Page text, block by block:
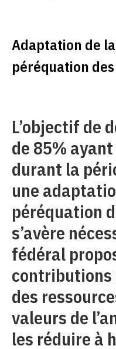
Adaptation de
péréquation
L’objectif de
de 85%
durant la
une
péréquation
s’avère
fédéral
contributions
des
valeurs de
les réduire à